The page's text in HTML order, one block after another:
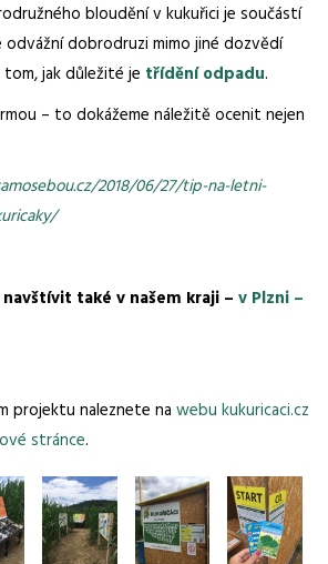
bloudění v kukuřici je součástí
odvážní dobrodruzi mimo jiné dozvědí
jak důležité je třídění odpadu.
– to dokážeme náležitě ocenit nejen
2018/06/27/tip-na-letni-
také v našem kraji – v Plzni –
projektu naleznete na webu kukuricaci.cz
stránce.